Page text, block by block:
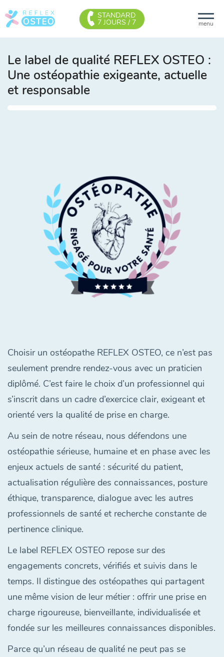
menu
STANDARD
7 JOURS / 7
Le label de qualité REFLEX OSTEO :
Une ostéopathie exigeante, actuelle
et responsable
Choisir un ostéopathe REFLEX OSTEO, ce n’est pas
seulement prendre rendez-vous avec un praticien
diplômé. C’est faire le choix d’un professionnel qui
s’inscrit dans un cadre d’exercice clair, exigeant et
orienté vers la qualité de prise en charge.
Au sein de notre réseau, nous défendons une
ostéopathie sérieuse, humaine et en phase avec les
enjeux actuels de santé : sécurité du patient,
actualisation régulière des connaissances, posture
éthique, transparence, dialogue avec les autres
professionnels de santé et recherche constante de
pertinence clinique.
Le label REFLEX OSTEO repose sur des
engagements concrets, vérifiés et suivis dans le
temps. Il distingue des ostéopathes qui partagent
une même vision de leur métier : offrir une prise en
charge rigoureuse, bienveillante, individualisée et
fondée sur les meilleures connaissances disponibles.
Parce qu’un réseau de qualité ne peut pas se